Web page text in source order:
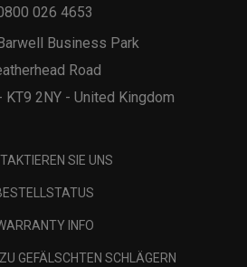
Business Park
Road
2NY - United Kingdom
026 4653
SIE UNS
INFO
GEFÄLSCHTEN SCHLÄGERN